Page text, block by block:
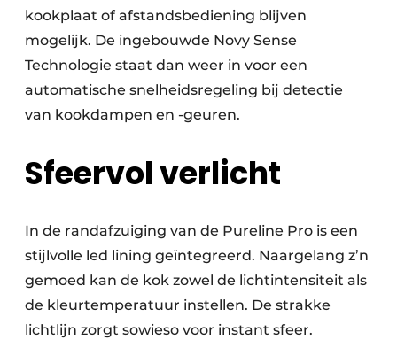
kookplaat of afstandsbediening blijven
mogelijk. De ingebouwde Novy Sense
Technologie staat dan weer in voor een
automatische snelheidsregeling bij detectie
van kookdampen en -geuren.
Sfeervol verlicht
In de randafzuiging van de Pureline Pro is een
stijlvolle led lining geïntegreerd. Naargelang z’n
gemoed kan de kok zowel de lichtintensiteit als
de kleurtemperatuur instellen. De strakke
lichtlijn zorgt sowieso voor instant sfeer.